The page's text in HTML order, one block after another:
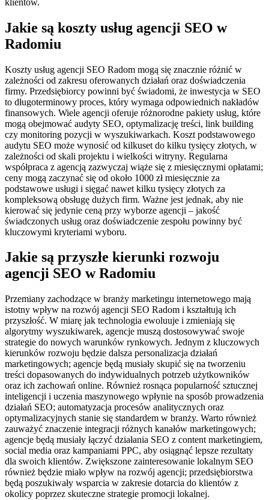
Jakie są koszty usług agencji SEO w
Radomiu
Koszty usług agencji SEO Radom mogą się znacznie różnić w
zależności od zakresu oferowanych działań oraz doświadczenia
firmy. Przedsiębiorcy powinni być świadomi, że inwestycja w SEO
to długoterminowy proces, który wymaga odpowiednich nakładów
finansowych. Wiele agencji oferuje różnorodne pakiety usług, które
mogą obejmować audyty SEO, optymalizację treści, link building
czy monitoring pozycji w wyszukiwarkach. Koszt podstawowego
audytu SEO może wynosić od kilkuset do kilku tysięcy złotych, w
zależności od skali projektu i wielkości witryny. Regularna
współpraca z agencją zazwyczaj wiąże się z miesięcznymi opłatami;
ceny mogą zaczynać się od około 1000 zł miesięcznie za
podstawowe usługi i sięgać nawet kilku tysięcy złotych za
kompleksową obsługę dużych firm. Ważne jest jednak, aby nie
kierować się jedynie ceną przy wyborze agencji – jakość
świadczonych usług oraz doświadczenie zespołu powinny być
kluczowymi kryteriami wyboru.
Jakie są przyszłe kierunki rozwoju
agencji SEO w Radomiu
Przemiany zachodzące w branży marketingu internetowego mają
istotny wpływ na rozwój agencji SEO Radom i kształtują ich
przyszłość. W miarę jak technologia ewoluuje i zmieniają się
algorytmy wyszukiwarek, agencje muszą dostosowywać swoje
strategie do nowych warunków rynkowych. Jednym z kluczowych
kierunków rozwoju będzie dalsza personalizacja działań
marketingowych; agencje będą musiały skupić się na tworzeniu
treści dopasowanych do indywidualnych potrzeb użytkowników
oraz ich zachowań online. Również rosnąca popularność sztucznej
inteligencji i uczenia maszynowego wpłynie na sposób prowadzenia
działań SEO; automatyzacja procesów analitycznych oraz
optymalizacyjnych stanie się standardem w branży. Warto również
zauważyć znaczenie integracji różnych kanałów marketingowych;
agencje będą musiały łączyć działania SEO z content marketingiem,
social media oraz kampaniami PPC, aby osiągnąć lepsze rezultaty
dla swoich klientów. Zwiększone zainteresowanie lokalnym SEO
również będzie miało wpływ na rozwój agencji; przedsiębiorstwa
będą poszukiwały wsparcia w zakresie dotarcia do klientów z
okolicy poprzez skuteczne strategie promocji lokalnej.